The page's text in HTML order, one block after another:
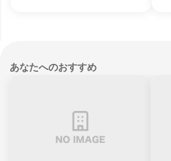
あなたへのおすすめ